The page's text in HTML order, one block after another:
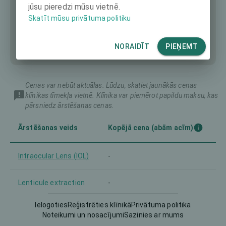
Cenas var nebūt aktuālas. Lūdzu, skatiet jaunākās cenas
klīnikas tīmekļa vietnē. Klīnika var piemērot papildu maksu, kas
pārsniedz ārstēšanas cenas.
Ārstēšanas veids Kopējā cena (abām acīm)
Intraocular Lens (IOL) -
Lenticule extraction -
IelogotiesReģistrēties klīnikāPrivātuma politika
Noteikumi un nosacījumiSazinies ar mums
jūsu pieredzi mūsu vietnē.
Skatīt mūsu privātuma politiku
NORAIDĪT PIEŅEMT